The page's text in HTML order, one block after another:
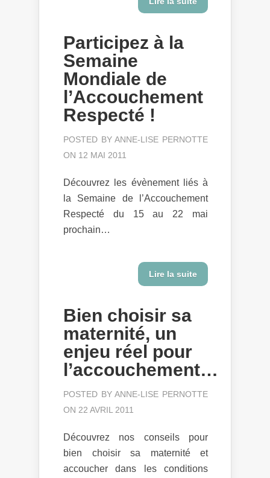
Participez à la
Semaine
Mondiale de
l’Accouchement
Respecté !
POSTED BYANNE-LISE PERNOTTE
ON 12 MAI 2011
Découvrez les évènement liés à
la Semaine de l’Accouchement
Respecté du 15 au 22 mai
prochain…
Lire la suite
Bien choisir sa
maternité, un
enjeu réel pour
l’accouchement…
POSTED BYANNE-LISE PERNOTTE
ON 22 AVRIL 2011
Découvrez nos conseils pour
bien choisir sa maternité et
accoucher dans les conditions